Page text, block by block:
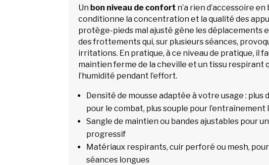
Un bon niveau de confort n’a rien d’accessoire en
conditionne la concentration et la qualité des
protège-pieds mal ajusté gêne les déplacements
des frottements qui, sur plusieurs séances,
irritations. En pratique, à ce niveau de pratique, il
maintien ferme de la cheville et un tissu respirant
l’humidité pendant l’effort.
Densité de mousse adaptée à votre usage : plus
pour le combat, plus souple pour l’entraînement
Sangle de maintien ou bandes ajustables pour
progressif
Matériaux respirants, cuir perforé ou mesh,
séances longues